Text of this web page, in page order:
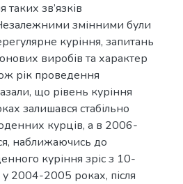
зв’язків
змінними були
куріння, запитань
виробів та характер
рік проведення
що рівень куріння
залишався стабільно
курців, а в 2006-
наближаючись до
куріння зріс з 10-
2004-2005 роках, після